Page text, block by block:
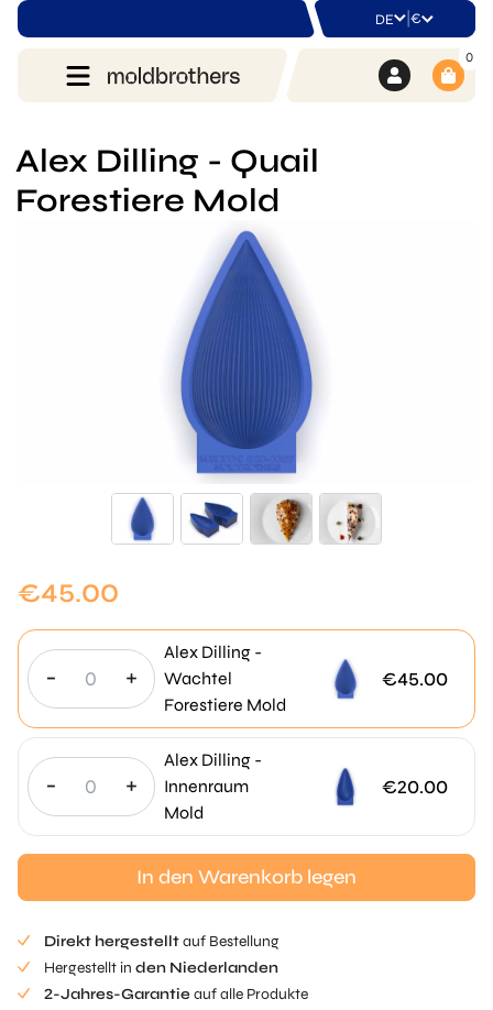
DE | €
0
Alex Dilling - Quail
Forestiere Mold
€45.00
- +
Alex Dilling -
Wachtel
Forestiere Mold
€45.00
- +
Alex Dilling -
Innenraum
Mold
€20.00
In den Warenkorb legen
Direkt hergestelltauf Bestellung
Hergestellt in den Niederlanden
2-Jahres-Garantieauf alle Produkte